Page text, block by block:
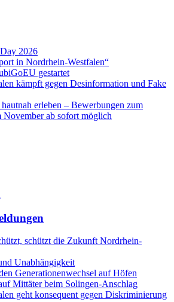
2026
in Nordrhein-Westfalen“
gestartet
kämpft gegen Desinformation und Fake
erleben – Bewerbungen zum
November ab sofort möglich
schützt die Zukunft Nordrhein-
Unabhängigkeit
Generationenwechsel auf Höfen
Mittäter beim Solingen-Anschlag
geht konsequent gegen Diskriminierung